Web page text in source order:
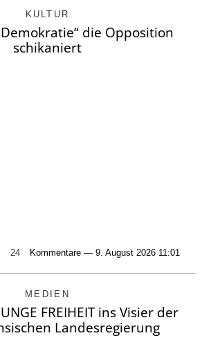
KULTUR
die Opposition
schikaniert
24 Kommentare — 9. August 2026 11:01
MEDIEN
FREIHEIT ins Visier der
Landesregierung